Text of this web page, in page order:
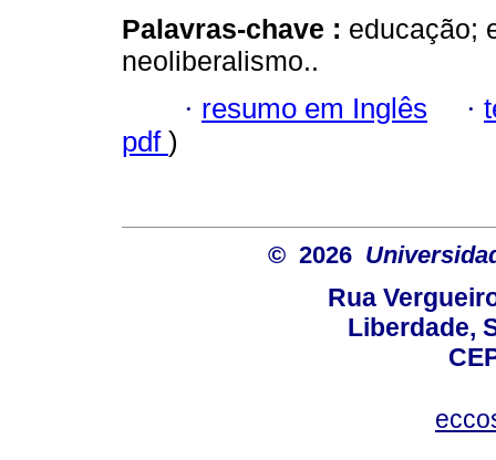
Palavras-chave : educação;
neoliberalismo..
· resumo em Inglês ·
pdf )
© 2026
Rua
Liberdade,